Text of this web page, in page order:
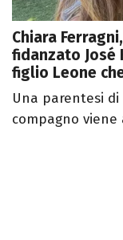
Chiara
fidanzato José
figlio Leone
Una parentesi
compagno viene